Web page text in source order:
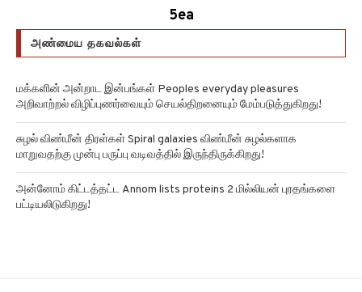
5ea
அண்மைய தகவல்கள்
மக்களின் அன்றாட இன்பங்கள் Peoples everyday pleasures
அறிவாற்றல் விழிப்புணர்வையும் செயல்திறனையும் மேம்படுத்துகிறது!
சுழல் விண்மீன் திரள்கள் Spiral galaxies விண்மீன் சுழல்களாக
மாறுவதற்கு முன்பு பருப்பு வடிவத்தில் இருந்திருக்கிறது!
அன்னோம் கிட்டத்தட்ட Annom lists proteins 2 மில்லியன் புரதங்களை
பட்டியலிடுகிறது!